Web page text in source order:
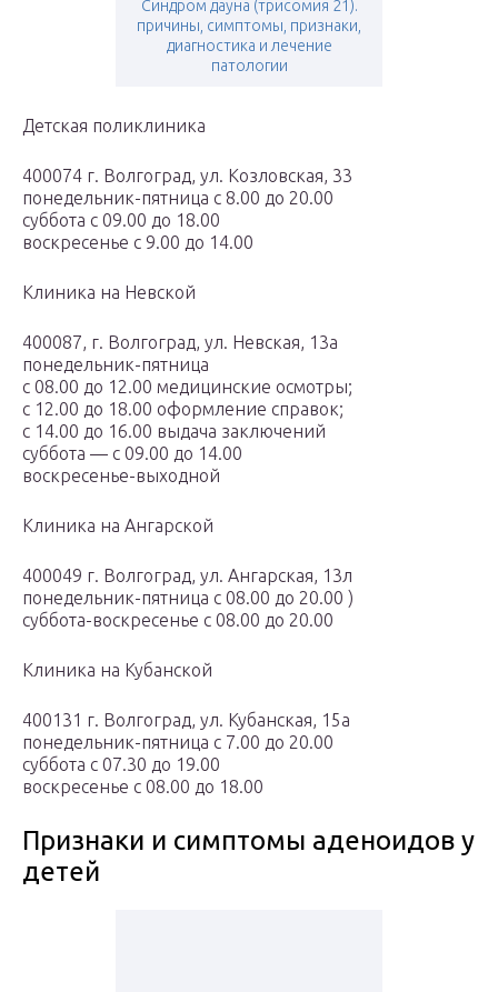
Синдром дауна (трисомия 21).
причины, симптомы, признаки,
диагностика и лечение
патологии
Детская поликлиника
400074 г. Волгоград, ул. Козловская, 33
понедельник-пятница с 8.00 до 20.00
суббота с 09.00 до 18.00
воскресенье c 9.00 до 14.00
Клиника на Невской
400087, г. Волгоград, ул. Невская, 13а
понедельник-пятница
с 08.00 до 12.00 медицинские осмотры;
с 12.00 до 18.00 оформление справок;
с 14.00 до 16.00 выдача заключений
суббота — с 09.00 до 14.00
воскресенье-выходной
Клиника на Ангарской
400049 г. Волгоград, ул. Ангарская, 13л
понедельник-пятница с 08.00 до 20.00 )
суббота-воскресенье с 08.00 до 20.00
Клиника на Кубанской
400131 г. Волгоград, ул. Кубанская, 15а
понедельник-пятница с 7.00 до 20.00
суббота с 07.30 до 19.00
воскресенье с 08.00 до 18.00
Признаки и симптомы аденоидов у
детей